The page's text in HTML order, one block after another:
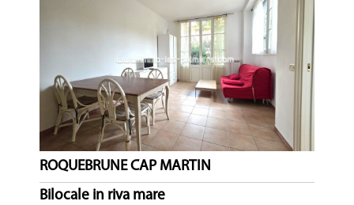
ROQUEBRUNE CAP MARTIN
Bilocale in riva mare